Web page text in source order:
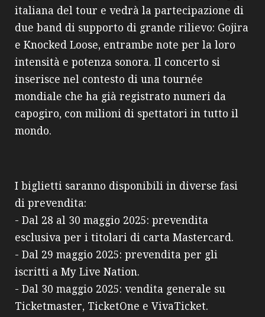
italiana del tour e vedrà la partecipazione di
due band di supporto di grande rilievo: Gojira
e Knocked Loose, entrambe note per la loro
intensità e potenza sonora. Il concerto si
inserisce nel contesto di una tournée
mondiale che ha già registrato numeri da
capogiro, con milioni di spettatori in tutto il
mondo.
I biglietti saranno disponibili in diverse fasi
di prevendita:
- Dal 28 al 30 maggio 2025: prevendita
esclusiva per i titolari di carta Mastercard.
- Dal 29 maggio 2025: prevendita per gli
iscritti a My Live Nation.
- Dal 30 maggio 2025: vendita generale su
Ticketmaster, TicketOne e VivaTicket.